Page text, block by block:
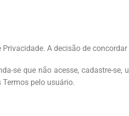
A decisão de
se que não acesse, cadastre-
pelo usuário.